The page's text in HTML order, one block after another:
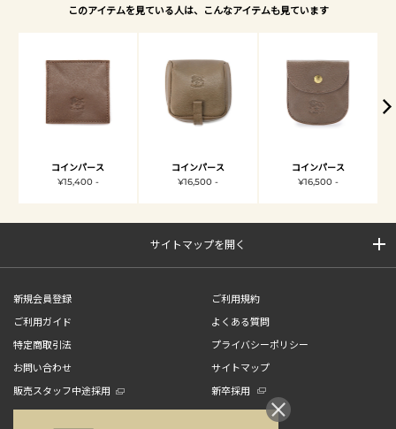
このアイテムを見ている人は、こんなアイテムも見ています
コインパース
¥15,400 -
コインパース
¥16,500 -
コインパース
¥16,500 -
サイトマップを開く
新規会員登録
ご利用規約
ご利用ガイド
よくある質問
特定商取引法
プライバシーポリシー
お問い合わせ
サイトマップ
販売スタッフ中途採用
新卒採用